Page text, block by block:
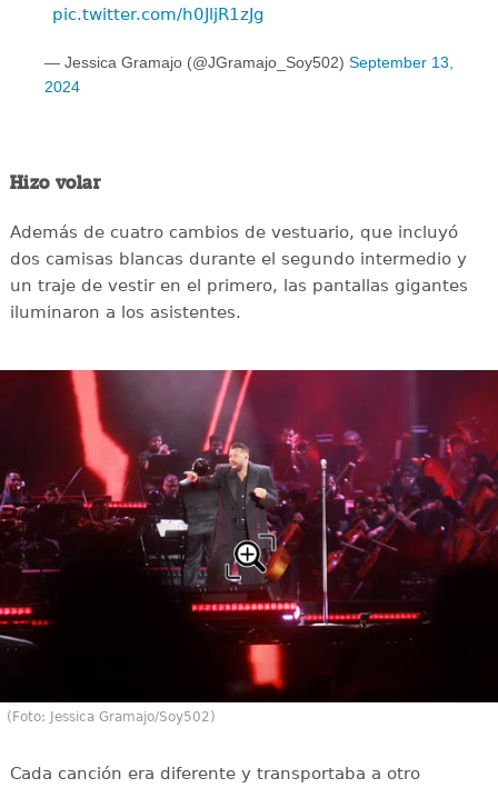
pic.twitter.com/h0JljR1zJg
— Jessica Gramajo (@JGramajo_Soy502) September 13,
2024
Hizo volar
Además de cuatro cambios de vestuario, que incluyó
dos camisas blancas durante el segundo intermedio y
un traje de vestir en el primero, las pantallas gigantes
iluminaron a los asistentes.
(Foto: Jessica Gramajo/Soy502)
Cada canción era diferente y transportaba a otro